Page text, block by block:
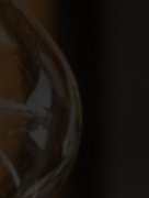
contenido
principal